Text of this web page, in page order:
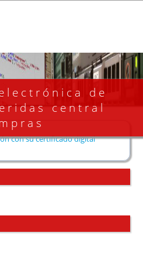
de
central
con su certificado digital